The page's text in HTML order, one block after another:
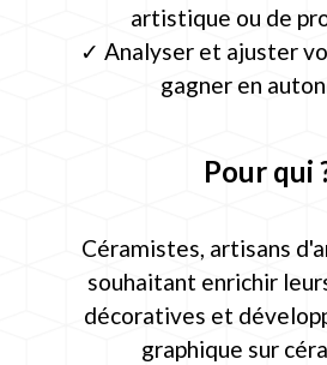
artistique ou de
✓ Analyser et ajuster
gagner en
Pour qui
Céramistes, artisans
souhaitant enrichir
décoratives et
graphique sur